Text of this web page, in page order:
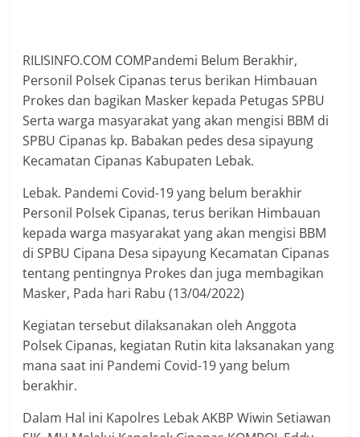
RILISINFO.COM COMPandemi Belum Berakhir,
Personil Polsek Cipanas terus berikan Himbauan
Prokes dan bagikan Masker kepada Petugas SPBU
Serta warga masyarakat yang akan mengisi BBM di
SPBU Cipanas kp. Babakan pedes desa sipayung
Kecamatan Cipanas Kabupaten Lebak.
Lebak. Pandemi Covid-19 yang belum berakhir
Personil Polsek Cipanas, terus berikan Himbauan
kepada warga masyarakat yang akan mengisi BBM
di SPBU Cipana Desa sipayung Kecamatan Cipanas
tentang pentingnya Prokes dan juga membagikan
Masker, Pada hari Rabu (13/04/2022)
Kegiatan tersebut dilaksanakan oleh Anggota
Polsek Cipanas, kegiatan Rutin kita laksanakan yang
mana saat ini Pandemi Covid-19 yang belum
berakhir.
Dalam Hal ini Kapolres Lebak AKBP Wiwin Setiawan